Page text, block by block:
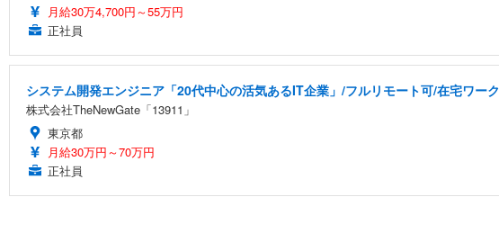
月給30万4,700円～55万円
正社員
システム開発エンジニア「20代中心の活気あるIT企業」/フルリモート可/在宅ワーク
株式会社TheNewGate「13911」
東京都
月給30万円～70万円
正社員